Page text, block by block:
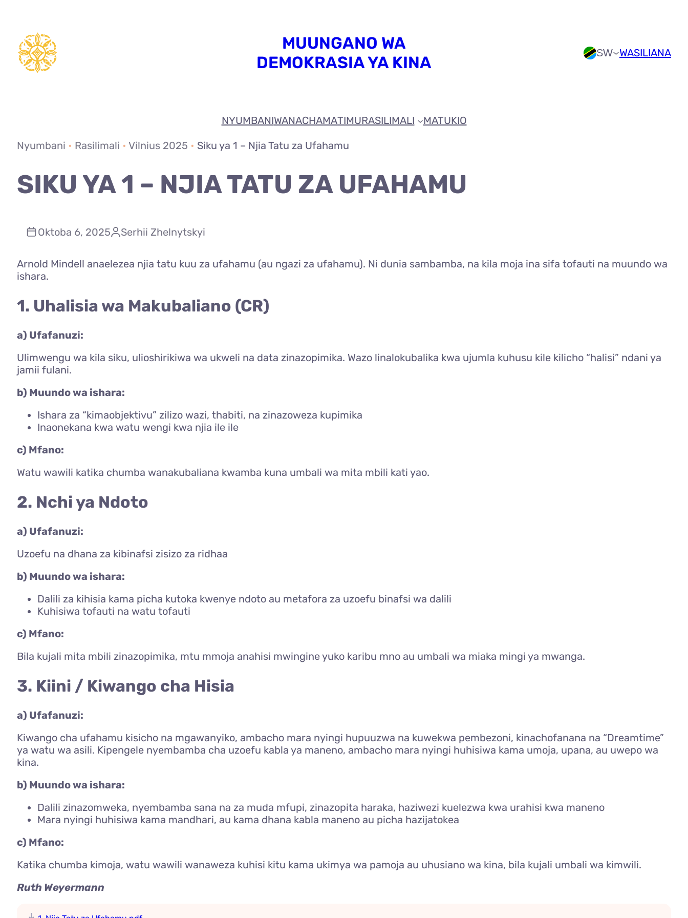
yaliyomo
MUUNGANO WA
DEMOKRASIA YA KINA
SW WASILIANA
NYUMBANIWANACHAMATIMURASILIMALI MATUKIO
Nyumbani • Rasilimali • Vilnius 2025 • Siku ya 1 – Njia Tatu za Ufahamu
SIKU YA 1 – NJIA TATU ZA UFAHAMU
Oktoba 6, 2025 Serhii Zhelnytskyi
Arnold Mindell anaelezea njia tatu kuu za ufahamu (au ngazi za ufahamu). Ni dunia sambamba, na kila moja ina sifa tofauti na muundo wa
ishara.
1. Uhalisia wa Makubaliano (CR)
a) Ufafanuzi:
Ulimwengu wa kila siku, ulioshirikiwa wa ukweli na data zinazopimika. Wazo linalokubalika kwa ujumla kuhusu kile kilicho “halisi” ndani ya
jamii fulani.
b) Muundo wa ishara:
Ishara za “kimaobjektivu” zilizo wazi, thabiti, na zinazoweza kupimika
Inaonekana kwa watu wengi kwa njia ile ile
c) Mfano:
Watu wawili katika chumba wanakubaliana kwamba kuna umbali wa mita mbili kati yao.
2. Nchi ya Ndoto
a) Ufafanuzi:
Uzoefu na dhana za kibinafsi zisizo za ridhaa
b) Muundo wa ishara:
Dalili za kihisia kama picha kutoka kwenye ndoto au metafora za uzoefu binafsi wa dalili
Kuhisiwa tofauti na watu tofauti
c) Mfano:
Bila kujali mita mbili zinazopimika, mtu mmoja anahisi mwingine yuko karibu mno au umbali wa miaka mingi ya mwanga.
3. Kiini / Kiwango cha Hisia
a) Ufafanuzi:
Kiwango cha ufahamu kisicho na mgawanyiko, ambacho mara nyingi hupuuzwa na kuwekwa pembezoni, kinachofanana na “Dreamtime”
ya watu wa asili. Kipengele nyembamba cha uzoefu kabla ya maneno, ambacho mara nyingi huhisiwa kama umoja, upana, au uwepo wa
kina.
b) Muundo wa ishara:
Dalili zinazomweka, nyembamba sana na za muda mfupi, zinazopita haraka, haziwezi kuelezwa kwa urahisi kwa maneno
Mara nyingi huhisiwa kama mandhari, au kama dhana kabla maneno au picha hazijatokea
c) Mfano:
Katika chumba kimoja, watu wawili wanaweza kuhisi kitu kama ukimya wa pamoja au uhusiano wa kina, bila kujali umbali wa kimwili.
Ruth Weyermann